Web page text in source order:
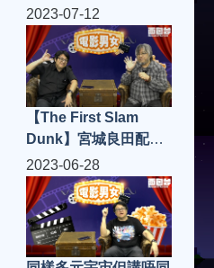
羅密歐與朱麗葉？！|
電影男女 S4(第13集)
2023-07-12
【The First Slam
Dunk】宮城良田配音
師同你介紹配音界的人
和事！|電影男女 S4(第
11集)
2023-06-28